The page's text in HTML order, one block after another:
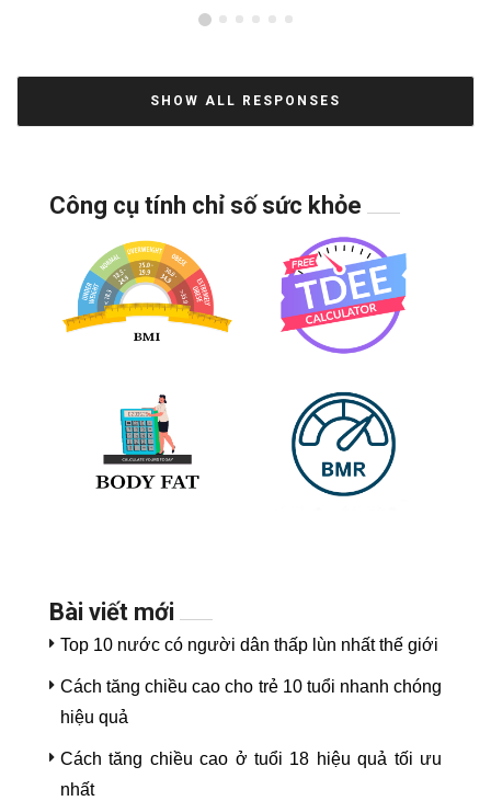
SHOW ALL RESPONSES
Công cụ tính chỉ số sức khỏe
Bài viết mới
Top 10 nước có người dân thấp lùn nhất thế giới
Cách tăng chiều cao cho trẻ 10 tuổi nhanh chóng
hiệu quả
Cách tăng chiều cao ở tuổi 18 hiệu quả tối ưu
nhất